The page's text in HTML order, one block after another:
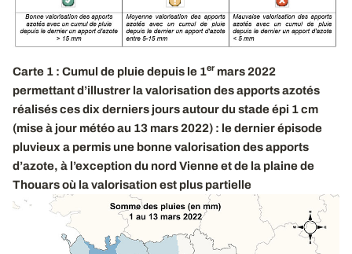
Carte 1 : Cumul de pluie depuis le 1er mars 2022
permettant d’illustrer la valorisation des apports azotés
réalisés ces dix derniers jours autour du stade épi 1 cm
(mise à jour météo au 13 mars 2022) : le dernier épisode
pluvieux a permis une bonne valorisation des apports
d’azote, à l’exception du nord Vienne et de la plaine de
Thouars où la valorisation est plus partielle